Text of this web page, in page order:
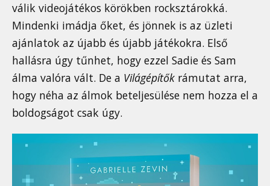
válik videojátékos körökben rocksztárokká.
Mindenki imádja őket, és jönnek is az üzleti
ajánlatok az újabb és újabb játékokra. Első
hallásra úgy tűnhet, hogy ezzel Sadie és Sam
álma valóra vált. De a Világépítők rámutat arra,
hogy néha az álmok beteljesülése nem hozza el a
boldogságot csak úgy.